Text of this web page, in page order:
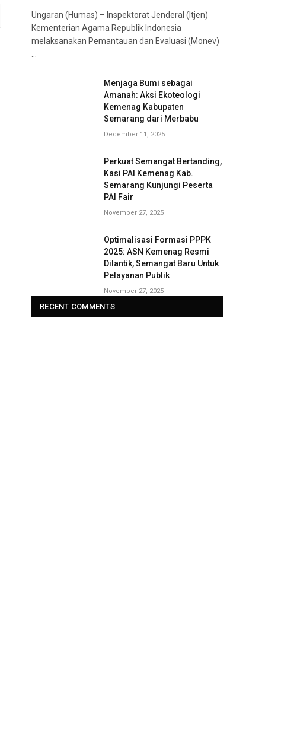
Ungaran (Humas) – Inspektorat Jenderal (Itjen)
Kementerian Agama Republik Indonesia
melaksanakan Pemantauan dan Evaluasi (Monev)
…
Menjaga Bumi sebagai
Amanah: Aksi Ekoteologi
Kemenag Kabupaten
Semarang dari Merbabu
December 11, 2025
Perkuat Semangat Bertanding,
Kasi PAI Kemenag Kab.
Semarang Kunjungi Peserta
PAI Fair
November 27, 2025
Optimalisasi Formasi PPPK
2025: ASN Kemenag Resmi
Dilantik, Semangat Baru Untuk
Pelayanan Publik
November 27, 2025
RECENT COMMENTS